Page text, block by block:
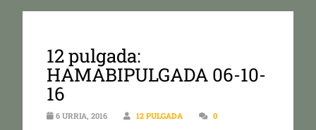
12 pulgada:
HAMABIPULGADA 06-10-
16
6 URRIA, 2016 12 PULGADA 0